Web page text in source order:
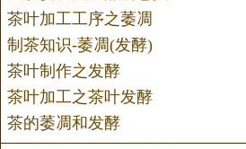
茶叶加工工序之萎凋
制茶知识-萎凋(发酵)
茶叶制作之发酵
茶叶加工之茶叶发酵
茶的萎凋和发酵